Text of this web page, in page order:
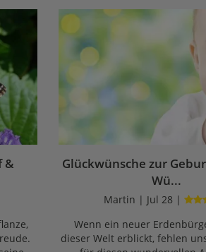
&
Glückwünsche zur
Wü...
Martin | Jul 28 |
Wenn ein neuer
dieser Welt erblickt, fehlen